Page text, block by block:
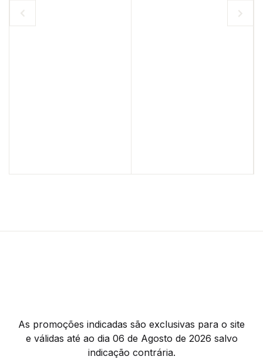
-10%
As promoções indicadas são exclusivas para o site
e válidas até ao dia 06 de Agosto de 2026 salvo
indicação contrária.